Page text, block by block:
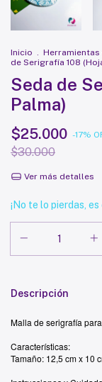
Inicio .
de Serigrafía 108
Seda de
Palma)
$25.000 -17%
$30.000
Ver más detalles
¡No te lo pierdas,
Descripción
Malla de serigrafía
Características:
Tamaño: 12,5 cm x 10